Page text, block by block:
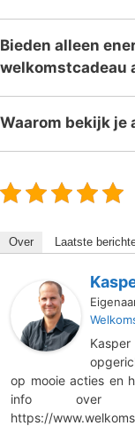
Bieden alleen
welkomstcadeau
Waarom bekijk je
Over Laatste
op mooie acties en
info over
https://